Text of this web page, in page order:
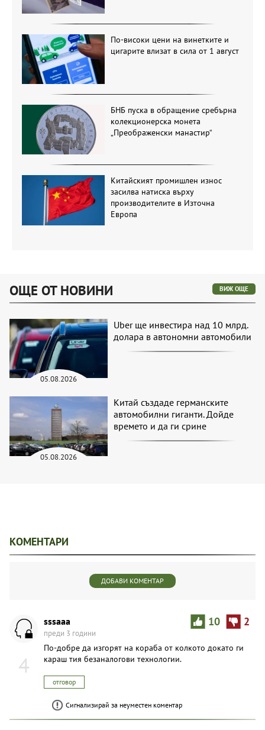
По-високи цени на винетките и
цигарите влизат в сила от 1 август
БНБ пуска в обращение сребърна
колекционерска монета
„Преображенски манастир“
Китайският промишлен износ
засилва натиска върху
производителите в Източна
Европа
ОЩЕ ОТ НОВИНИ ВИЖ ОЩЕ
05.08.2026
Uber ще инвестира над 10 млрд.
долара в автономни автомобили
05.08.2026
Китай създаде германските
автомобилни гиганти. Дойде
времето и да ги срине
КОМЕНТАРИ
ДОБАВИ КОМЕНТАР
4
10 2
sssaaa
преди 3 години
По-добре да изгорят на кораба от колкото докато ги
караш тия безаналогови технологии.
отговор
Сигнализирай за неуместен коментар